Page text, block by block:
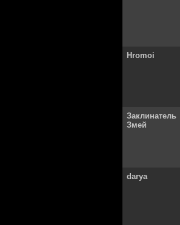
Hromoi
Заклинатель
Змей
darya